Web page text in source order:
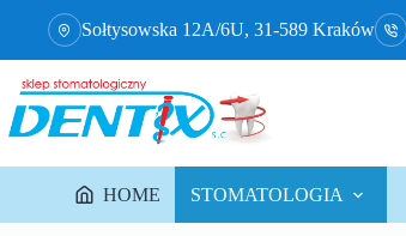
Sołtysowska 12A/6U, 31-589 Kraków
HOME STOMATOLOGIA